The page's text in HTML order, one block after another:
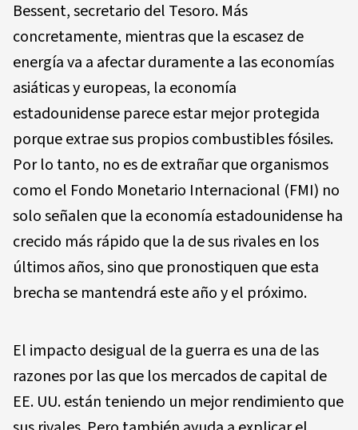
Bessent, secretario del Tesoro. Más
concretamente, mientras que la escasez de
energía va a afectar duramente a las economías
asiáticas y europeas, la economía
estadounidense parece estar mejor protegida
porque extrae sus propios combustibles fósiles.
Por lo tanto, no es de extrañar que organismos
como el Fondo Monetario Internacional (FMI) no
solo señalen que la economía estadounidense ha
crecido más rápido que la de sus rivales en los
últimos años, sino que pronostiquen que esta
brecha se mantendrá este año y el próximo.
El impacto desigual de la guerra es una de las
razones por las que los mercados de capital de
EE. UU. están teniendo un mejor rendimiento que